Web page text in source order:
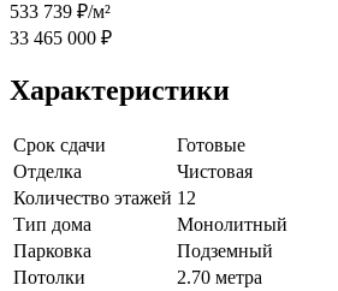
533 739 ₽/м²
33 465 000 ₽
Характеристики
Срок сдачи
Готовые
Отделка
Чистовая
Количество этажей 12
Тип дома
Монолитный
Парковка
Подземный
Потолки
2.70 метра